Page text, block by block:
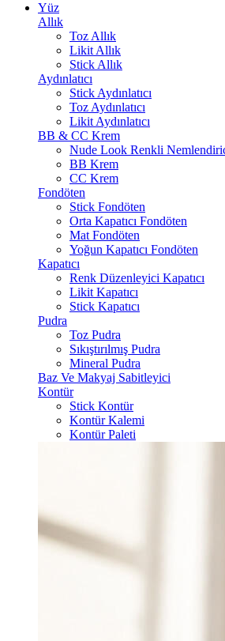
Yüz
Allık
Toz Allık
Likit Allık
Stick Allık
Aydınlatıcı
Stick Aydınlatıcı
Toz Aydınlatıcı
Likit Aydınlatıcı
BB & CC Krem
Nude Look Renkli
BB Krem
CC Krem
Fondöten
Stick Fondöten
Orta Kapatıcı Fondöten
Mat Fondöten
Yoğun Kapatıcı Fondöten
Kapatıcı
Renk Düzenleyici Kapatıcı
Likit Kapatıcı
Stick Kapatıcı
Pudra
Toz Pudra
Sıkıştırılmış Pudra
Mineral Pudra
Baz Ve Makyaj Sabitleyici
Kontür
Stick Kontür
Kontür Kalemi
Kontür Paleti